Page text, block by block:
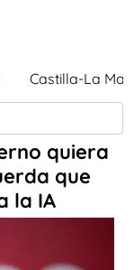
Castilla-La
quiera
que
la IA